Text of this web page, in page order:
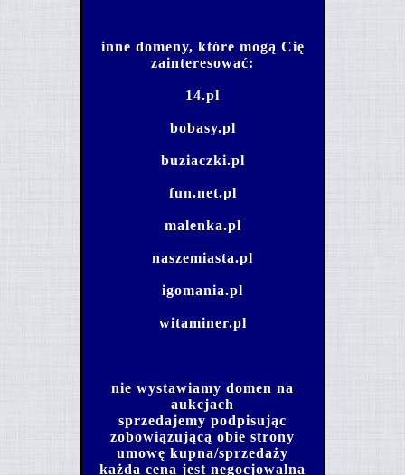
inne domeny, które mogą Cię
zainteresować:
14.pl
bobasy.pl
buziaczki.pl
fun.net.pl
malenka.pl
naszemiasta.pl
igomania.pl
witaminer.pl
nie wystawiamy domen na
aukcjach
sprzedajemy podpisując
zobowiązującą obie strony
umowę kupna/sprzedaży
każda cena jest negocjowalna